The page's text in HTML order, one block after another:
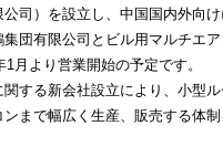
司）を設立し、中国国内外向
集団有限公司とビル用マルチエ
月より営業開始の予定です。
関する新会社設立により、小型
ンまで幅広く生産、販売する体